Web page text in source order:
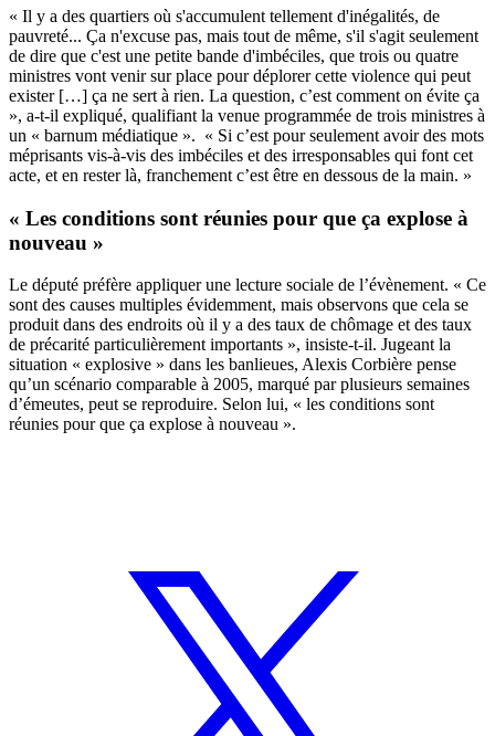
« Il y a des quartiers où s'accumulent tellement d'inégalités, de
pauvreté... Ça n'excuse pas, mais tout de même, s'il s'agit seulement
de dire que c'est une petite bande d'imbéciles, que trois ou quatre
ministres vont venir sur place pour déplorer cette violence qui peut
exister […] ça ne sert à rien. La question, c’est comment on évite ça
», a-t-il expliqué, qualifiant la venue programmée de trois ministres à
un « barnum médiatique ». « Si c’est pour seulement avoir des mots
méprisants vis-à-vis des imbéciles et des irresponsables qui font cet
acte, et en rester là, franchement c’est être en dessous de la main. »
« Les conditions sont réunies pour que ça explose à
nouveau »
Le député préfère appliquer une lecture sociale de l’évènement. « Ce
sont des causes multiples évidemment, mais observons que cela se
produit dans des endroits où il y a des taux de chômage et des taux
de précarité particulièrement importants », insiste-t-il. Jugeant la
situation « explosive » dans les banlieues, Alexis Corbière pense
qu’un scénario comparable à 2005, marqué par plusieurs semaines
d’émeutes, peut se reproduire. Selon lui, « les conditions sont
réunies pour que ça explose à nouveau ».